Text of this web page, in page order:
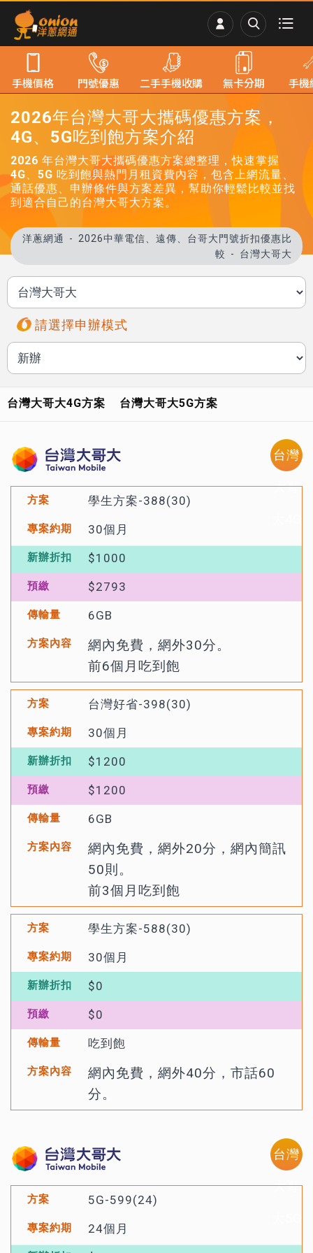
2026年台灣大哥大攜碼優惠方案，
4G、5G吃到飽方案介紹
2026 年台灣大哥大攜碼優惠方案總整理，快速掌握
4G、5G 吃到飽與熱門月租資費內容，包含上網流量、
通話優惠、申辦條件與方案差異，幫助你輕鬆比較並找
到適合自己的台灣大哥大方案。
洋蔥網通
2026中華電信、遠傳、台哥大門號折扣優惠比
較
台灣大哥大
請選擇申辦模式
台灣大哥大4G方案 台灣大哥大5G方案
台灣
大哥
學生方案-388(30)
30個月
$1000
$2793
6GB
網內免費，網外30分。
前6個月吃到飽
台灣好省-398(30)
30個月
$1200
$1200
6GB
網內免費，網外20分，網內簡訊
50則。
前3個月吃到飽
學生方案-588(30)
30個月
$0
$0
吃到飽
網內免費，網外40分，市話60
分。
台灣
大哥
5G-599(24)
24個月
手機價格 門號優惠 二手手機收購 無卡分期 手機